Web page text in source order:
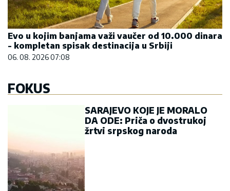
Evo u kojim banjama važi vaučer od 10.000 dinara
- kompletan spisak destinacija u Srbiji
06. 08. 2026 07:08
FOKUS
SARAJEVO KOJE JE MORALO
DA ODE: Priča o dvostrukoj
žrtvi srpskog naroda